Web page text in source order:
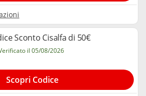
Sconto Cisalfa di 50€
il 05/08/2026
Scopri Codice